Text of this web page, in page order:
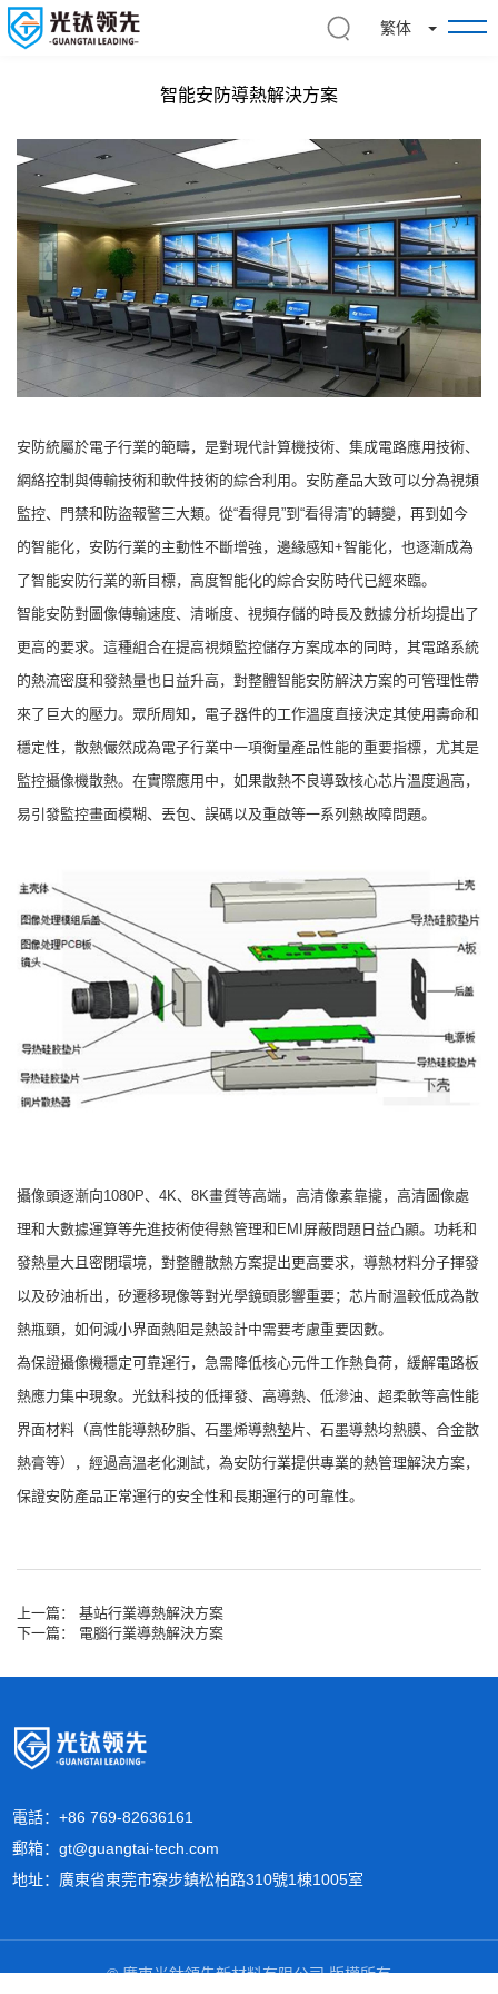
繁体
切
单
智能安防導熱解決方案
安防統屬於電子行業的範疇，是對現代計算機技術、集成電路應用技術、
網絡控制與傳輸技術和軟件技術的綜合利用。安防產品大致可以分為視頻
監控、門禁和防盜報警三大類。從“看得見”到“看得清”的轉變，再到如今
的智能化，安防行業的主動性不斷增強，邊緣感知+智能化，也逐漸成為
了智能安防行業的新目標，高度智能化的綜合安防時代已經來臨。
智能安防對圖像傳輸速度、清晰度、視頻存儲的時長及數據分析均提出了
更高的要求。這種組合在提高視頻監控儲存方案成本的同時，其電路系統
的熱流密度和發熱量也日益升高，對整體智能安防解決方案的可管理性帶
來了巨大的壓力。眾所周知，電子器件的工作溫度直接決定其使用壽命和
穩定性，散熱儼然成為電子行業中一項衡量產品性能的重要指標，尤其是
監控攝像機散熱。在實際應用中，如果散熱不良導致核心芯片溫度過高，
易引發監控畫面模糊、丟包、誤碼以及重啟等一系列熱故障問題。
攝像頭逐漸向1080P、4K、8K畫質等高端，高清像素靠攏，高清圖像處
理和大數據運算等先進技術使得熱管理和EMI屏蔽問題日益凸顯。功耗和
發熱量大且密閉環境，對整體散熱方案提出更高要求，導熱材料分子揮發
以及矽油析出，矽遷移現像等對光學鏡頭影響重要；芯片耐溫較低成為散
熱瓶頸，如何減小界面熱阻是熱設計中需要考慮重要因數。
為保證攝像機穩定可靠運行，急需降低核心元件工作熱負荷，緩解電路板
熱應力集中現象。光鈦科技的低揮發、高導熱、低滲油、超柔軟等高性能
界面材料（高性能導熱矽脂、石墨烯導熱墊片、石墨導熱均熱膜、合金散
熱膏等），經過高溫老化測試，為安防行業提供專業的熱管理解決方案，
保證安防產品正常運行的安全性和長期運行的可靠性。
上一篇： 基站行業導熱解決方案
下一篇： 電腦行業導熱解決方案
電話：+86 769-82636161
郵箱：gt@guangtai-tech.com
地址：廣東省東莞市寮步鎮松柏路310號1棟1005室
© 廣東光鈦領先新材料有限公司 版權所有